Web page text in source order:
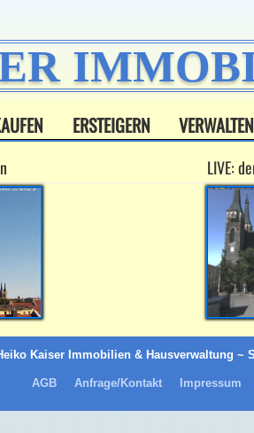
ERSTEIGERN VERWALTEN
LIVE:
Kaiser Immobilien & Hausverwaltung ~
AGB Anfrage/Kontakt Impressum